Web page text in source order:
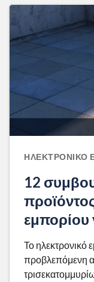
ΗΛΕΚΤΡΟΝΙΚΌ
12
εμπορίου
Το ηλεκτρονικό
προβλεπόμενη